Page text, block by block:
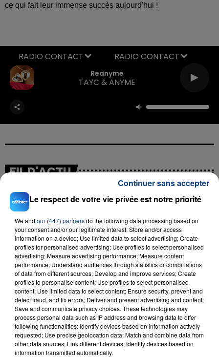
ce qui fait leur immense succès aujourd'hui !
Reanyme
TAYC & ANYME
RADIO CONTACT
FIL D'ACTU
23 juillet 2026
INCENDIE MORTEL À LENS : UNE FEMME ET
SON BÉBÉ ENTRE LA VIE ET LA...
Un homme s'est immolé par le feu après avoir
aspergé sa compagne et leur bébé de trois mois
d'un liquide inflammable.
Le respect de votre vie privée est notre priorité
We and our (447) partnersdo the following data processing based on
your consent and/or our legitimate interest: Store and/or access
information on a device; Use limited data to select advertising; Create
profiles for personalised advertising; Use profiles to select personalised
advertising; Measure advertising performance; Measure content
performance; Understand audiences through statistics or combinations
of data from different sources; Develop and improve services; Create
profiles to personalise content; Use profiles to select personalised
content; Use limited data to select content; Ensure security, prevent and
detect fraud, and fix errors; Deliver and present advertising and content;
Save and communicate privacy choices. These technologies may
process personal data such as IP address and browsing data to offer
following functionalities: Identify devices based on information actively
requested; Use precise geolocation data; Match and combine data from
other data sources; Link different devices; Identify devices based on
information transmitted automatically.
Continuer sans accepter